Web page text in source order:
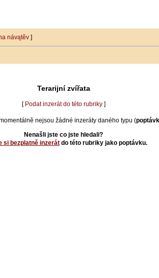
návątěv ]
Terarijní zvířata
[ Podat inzerát do této rubriky]
nejsou žádné inzeráty daného typu (
Nenašli jste co jste hledali?
si bezplatně inzerátdo této rubriky jako poptávku.